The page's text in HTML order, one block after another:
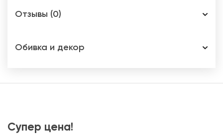
Отзывы (0)
Обивка и декор
Супер цена!